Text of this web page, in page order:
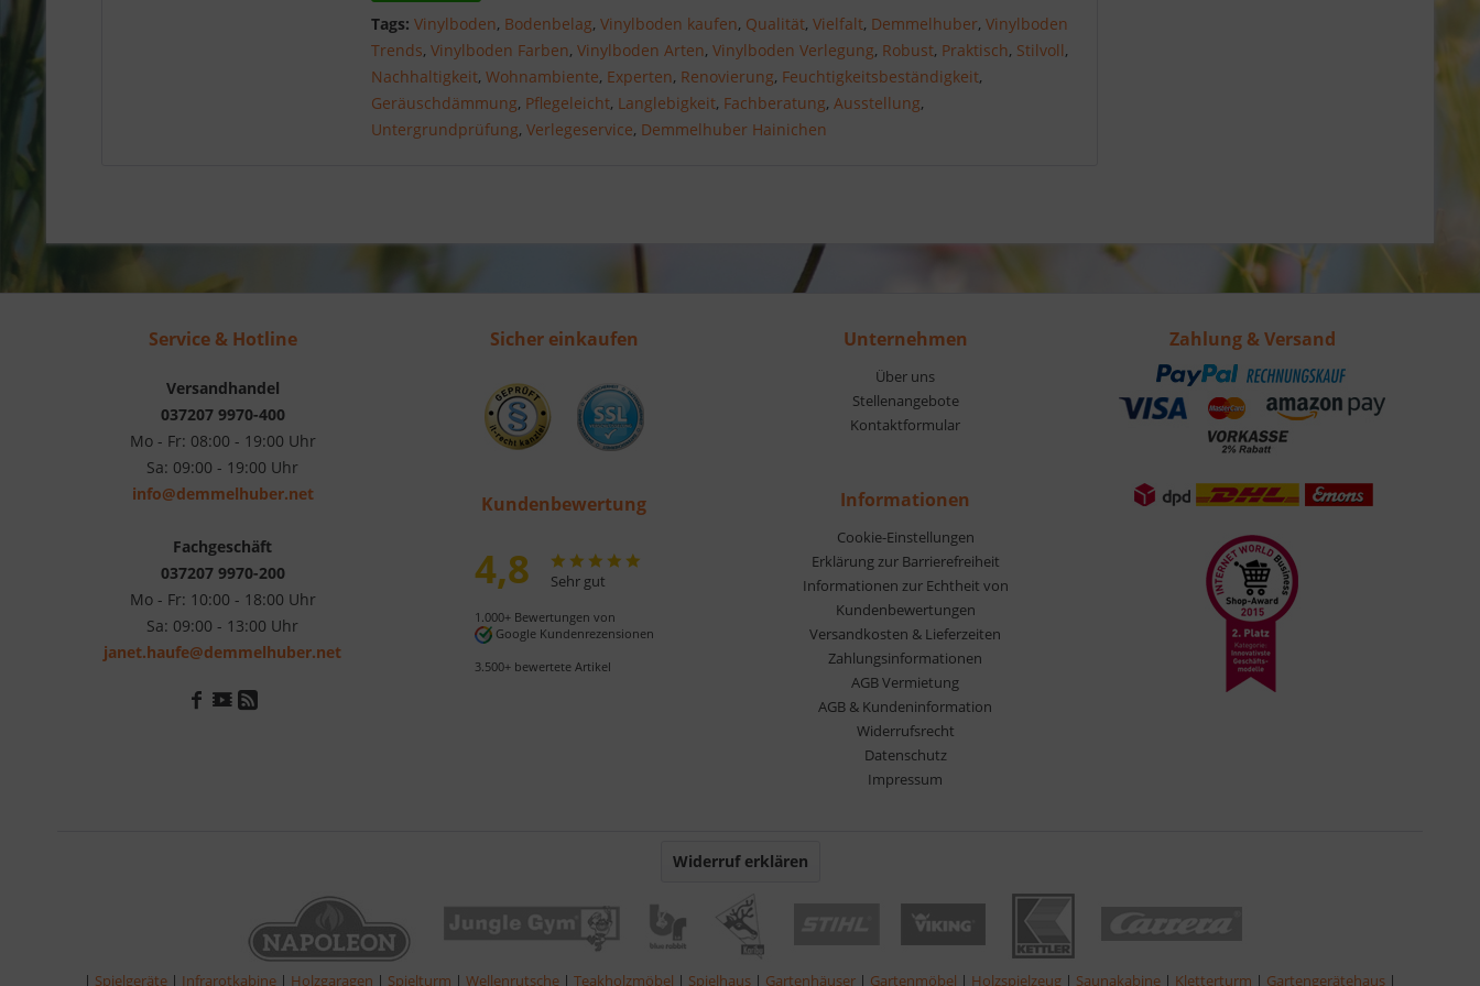
Tags: Vinylboden, Bodenbelag,Vinylboden kaufen, Qualität,Vielfalt, Demmelhuber,Vinylboden
Trends,Vinylboden Farben,Vinylboden Arten,Vinylboden Verlegung, Robust, Praktisch, Stilvoll,
Nachhaltigkeit,Wohnambiente, Experten, Renovierung, Feuchtigkeitsbeständigkeit,
Geräuschdämmung, Pflegeleicht, Langlebigkeit, Fachberatung,Ausstellung,
Untergrundprüfung,Verlegeservice, Demmelhuber Hainichen
Service & Hotline
Versandhandel
037207 9970-400
Mo - Fr: 08:00 - 19:00 Uhr
Sa: 09:00 - 19:00 Uhr
info@demmelhuber.net
Fachgeschäft
037207 9970-200
Mo - Fr: 10:00 - 18:00 Uhr
Sa: 09:00 - 13:00 Uhr
janet.haufe@demmelhuber.net
Sicher einkaufen
Kundenbewertung
4,8 Sehr gut
1.000+ Bewertungen von
Google Kundenrezensionen
3.500+ bewertete Artikel
Unternehmen
Über uns
Stellenangebote
Kontaktformular
Informationen
Cookie-Einstellungen
Erklärung zur Barrierefreiheit
Informationen zur Echtheit von
Kundenbewertungen
Versandkosten & Lieferzeiten
Zahlungsinformationen
AGB Vermietung
AGB & Kundeninformation
Widerrufsrecht
Datenschutz
Impressum
Zahlung & Versand
Widerruf erklären
| Spielgeräte | Infrarotkabine | Holzgaragen | Spielturm | Wellenrutsche | Teakholzmöbel | Spielhaus | Gartenhäuser | Gartenmöbel | Holzspielzeug | Saunakabine | Kletterturm | Gartengerätehaus |